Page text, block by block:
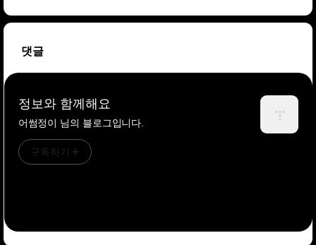
댓글
정보와 함께해요
어썸정이 님의 블로그입니다.
구독하기